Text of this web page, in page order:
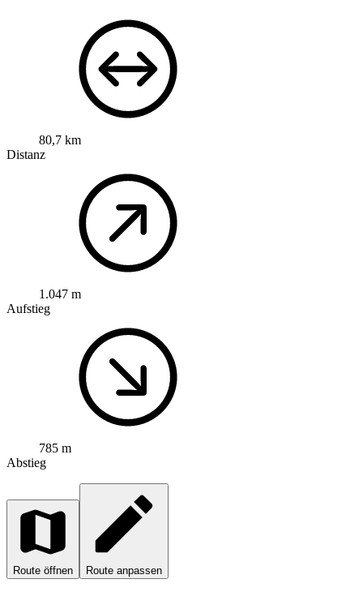
80,7 km
Distanz
1.047 m
Aufstieg
785 m
Abstieg
Route öffnen Route anpassen